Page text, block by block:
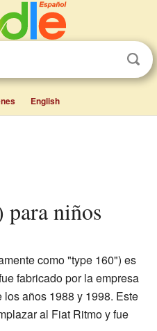
English
para niños
como "type 160") es
fabricado por la empresa
los años 1988 y 1998. Este
al Fiat Ritmo y fue